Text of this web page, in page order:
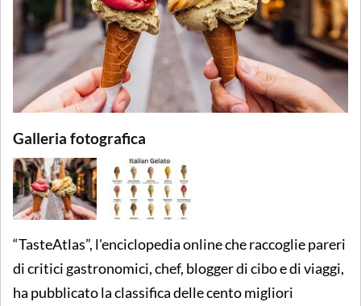
Galleria fotografica
“TasteAtlas”, l'enciclopedia online che raccoglie pareri
di critici gastronomici, chef, blogger di cibo e di viaggi,
ha pubblicato la classifica delle cento migliori